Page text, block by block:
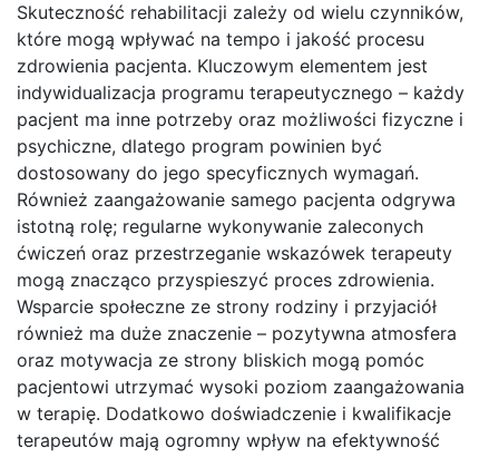
Skuteczność rehabilitacji zależy od wielu czynników,
które mogą wpływać na tempo i jakość procesu
zdrowienia pacjenta. Kluczowym elementem jest
indywidualizacja programu terapeutycznego – każdy
pacjent ma inne potrzeby oraz możliwości fizyczne i
psychiczne, dlatego program powinien być
dostosowany do jego specyficznych wymagań.
Również zaangażowanie samego pacjenta odgrywa
istotną rolę; regularne wykonywanie zaleconych
ćwiczeń oraz przestrzeganie wskazówek terapeuty
mogą znacząco przyspieszyć proces zdrowienia.
Wsparcie społeczne ze strony rodziny i przyjaciół
również ma duże znaczenie – pozytywna atmosfera
oraz motywacja ze strony bliskich mogą pomóc
pacjentowi utrzymać wysoki poziom zaangażowania
w terapię. Dodatkowo doświadczenie i kwalifikacje
terapeutów mają ogromny wpływ na efektywność